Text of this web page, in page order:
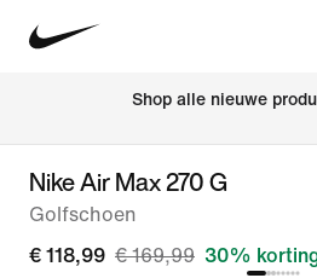
Shop alle nieuwe
Nike Air Max 270 G
Golfschoen
€ 118,99 € 169,99 30%